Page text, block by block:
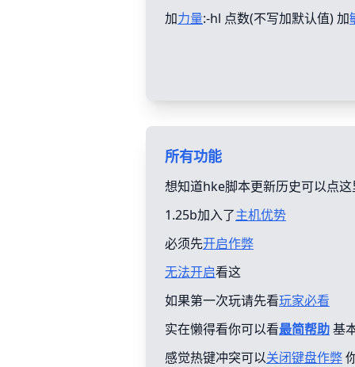
加力量:-hl 点数(不写加默认值) 加
所有功能
想知道hke脚本更新历史可以点这
1.25b加入了主机优势
必须先开启作弊
无法开启看这
如果第一次玩请先看玩家必看
实在懒得看你可以看最简帮助基
感觉热键冲突可以关闭键盘作弊